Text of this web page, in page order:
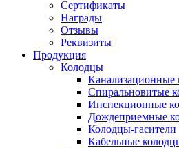
Сертификаты
Награды
Отзывы
Реквизиты
Продукция
Колодцы
Спиральновитые
Инспекционные
Дождеприемные
Колодцы-гасители
Кабельные